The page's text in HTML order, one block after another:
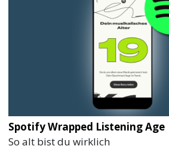
Spotify Wrapped Listening Age
So alt bist du wirklich